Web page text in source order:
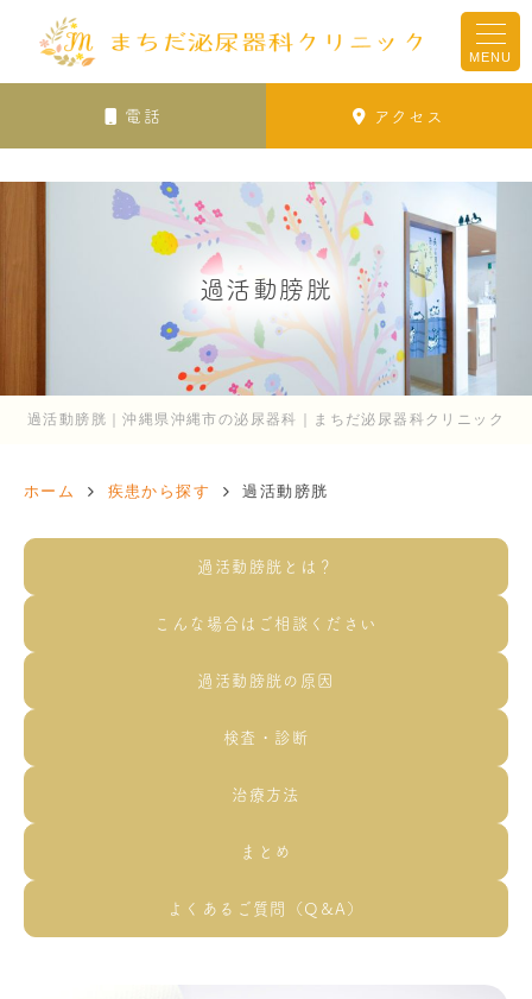
MENU
電話 アクセス
過活動膀胱
過活動膀胱｜沖縄県沖縄市の泌尿器科｜まちだ泌尿器科クリニック
ホーム 疾患から探す 過活動膀胱
過活動膀胱とは？
こんな場合はご相談ください
過活動膀胱の原因
検査・診断
治療方法
まとめ
よくあるご質問（Q&A）